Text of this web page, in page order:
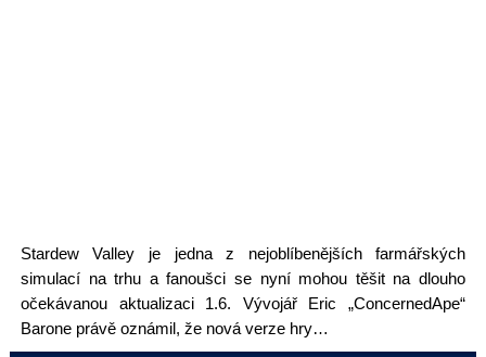
Stardew Valley je jedna z nejoblíbenějších farmářských
simulací na trhu a fanoušci se nyní mohou těšit na dlouho
očekávanou aktualizaci 1.6. Vývojář Eric „ConcernedApe“
Barone právě oznámil, že nová verze hry…